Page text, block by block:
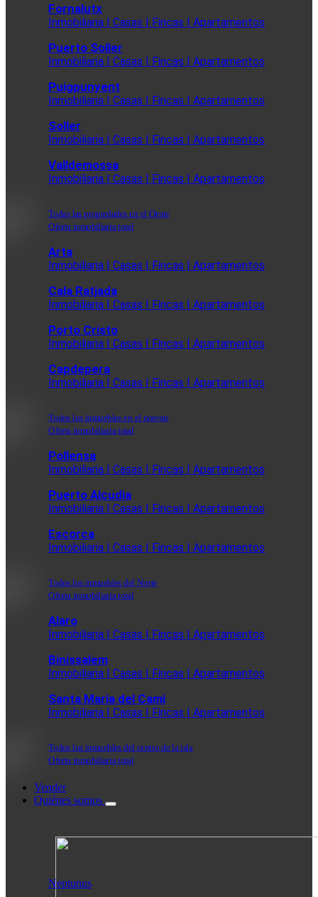
Fornalutx
Inmobiliaria | Casas | Fincas | Apartamentos
Puerto Soller
Inmobiliaria | Casas | Fincas | Apartamentos
Puigpunyent
Inmobiliaria | Casas | Fincas | Apartamentos
Soller
Inmobiliaria | Casas | Fincas | Apartamentos
Valldemossa
Inmobiliaria | Casas | Fincas | Apartamentos
Todas las propiedades en el Oeste
Oferta inmobiliaria total
Arta
Inmobiliaria | Casas | Fincas | Apartamentos
Cala Ratjada
Inmobiliaria | Casas | Fincas | Apartamentos
Porto Cristo
Inmobiliaria | Casas | Fincas | Apartamentos
Capdepera
Inmobiliaria | Casas | Fincas | Apartamentos
Todos los inmuebles en el noreste
Oferta inmobiliaria total
Pollensa
Inmobiliaria | Casas | Fincas | Apartamentos
Puerto Alcudia
Inmobiliaria | Casas | Fincas | Apartamentos
Escorca
Inmobiliaria | Casas | Fincas | Apartamentos
Todos los inmuebles del Norte
Oferta inmobiliaria total
Alaro
Inmobiliaria | Casas | Fincas | Apartamentos
Binissalem
Inmobiliaria | Casas | Fincas | Apartamentos
Santa Maria del Cami
Inmobiliaria | Casas | Fincas | Apartamentos
Todos los inmuebles del centro de la isla
Oferta inmobiliaria total
Vender
Quiénes somos
Neptunus